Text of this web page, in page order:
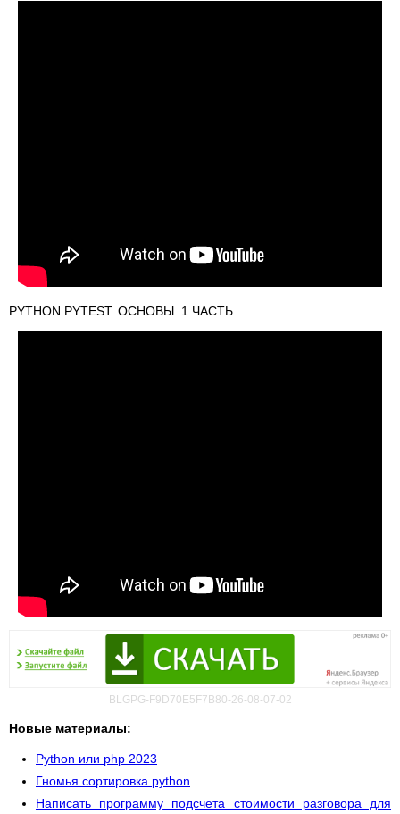
PYTHON PYTEST. ОСНОВЫ. 1 ЧАСТЬ
BLGPG-F9D70E5F7B80-26-08-07-02
Новые материалы:
Python или php 2023
Гномья сортировка python
Написать программу подсчета стоимости разговора для